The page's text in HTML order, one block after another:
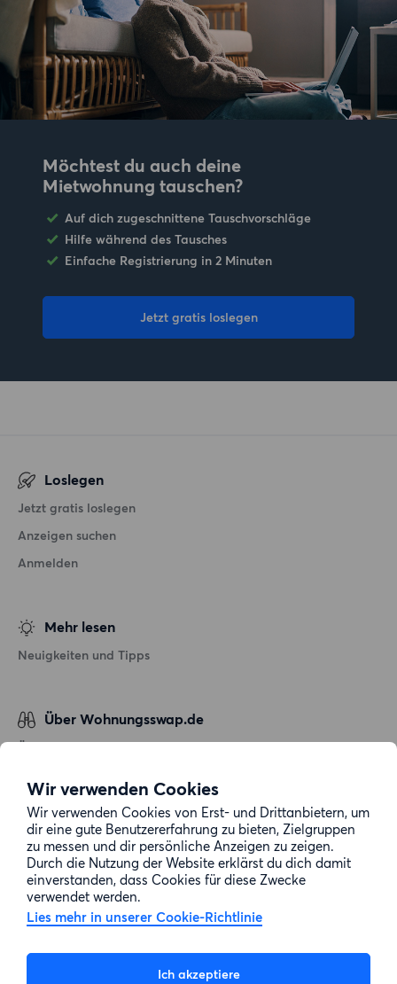
Wir verwenden Cookies
Wir verwenden Cookies von Erst- und Drittanbietern, um
dir eine gute Benutzererfahrung zu bieten, Zielgruppen
zu messen und dir persönliche Anzeigen zu zeigen.
Durch die Nutzung der Website erklärst du dich damit
einverstanden, dass Cookies für diese Zwecke
verwendet werden.
Lies mehr in unserer Cookie-Richtlinie
Ich akzeptiere
Möchtest du auch deine
Mietwohnung tauschen?
Auf dich zugeschnittene Tauschvorschläge
Hilfe während des Tausches
Einfache Registrierung in 2 Minuten
Jetzt gratis loslegen
Loslegen
Jetzt gratis loslegen
Anzeigen suchen
Anmelden
Mehr lesen
Neuigkeiten und Tipps
Über Wohnungsswap.de
Über uns
Datenschutz
Cookie-Richtlinie
Sitemap